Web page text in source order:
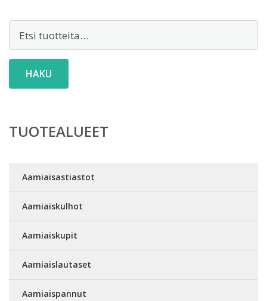
HAKU
TUOTEALUEET
Aamiaisastiastot
Aamiaiskulhot
Aamiaiskupit
Aamiaislautaset
Aamiaispannut